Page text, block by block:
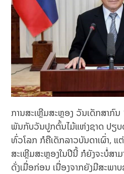
ການສະເຫຼີມສະຫຼອງ ວັນເດັກສາກົ
ພັນກັບວັນປູກຕົ້ນໄມ້ແຫ່ງຊາດ ປຽບ
ທົ່ວໂລກ ກໍຄືເດັກລາວບັນດາເຜົ່າ,
ສະເຫຼີມສະຫຼອງໃນປີນີ້ ກໍຍັງຈະບໍ່ສ
ດັ່ງເມື່ອກ່ອນ ເນື່ອງຈາກຍັງມີສະພາ